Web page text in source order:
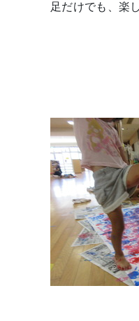
足だけでも、楽